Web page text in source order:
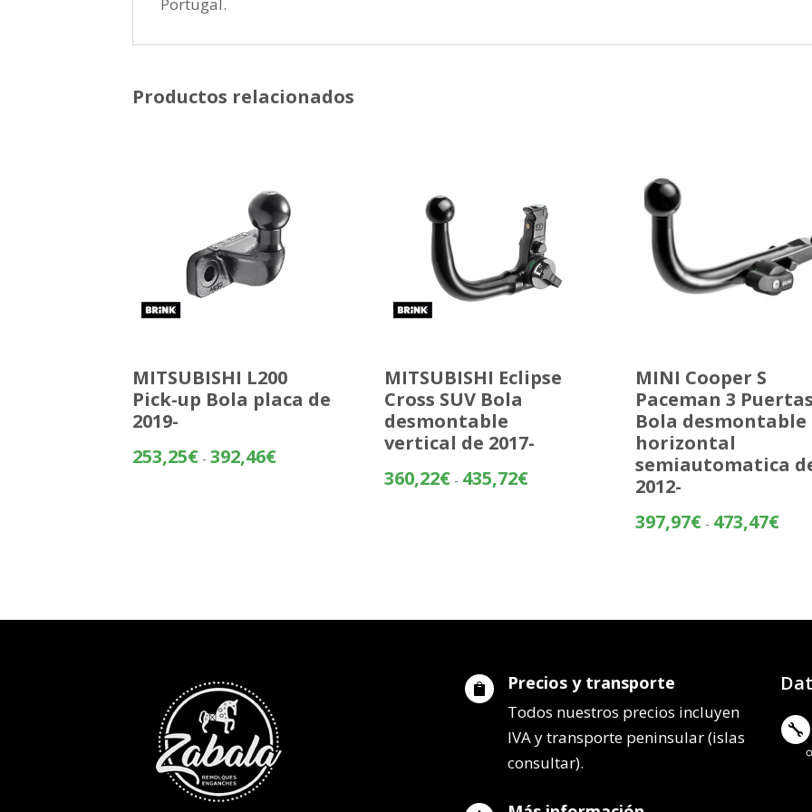
Productos relacionados
MITSUBISHI L200
Pick-up Bola placa de
2019-
253,25€ - 392,46€Rango
MITSUBISHI Eclipse
Cross SUV Bola
desmontable
vertical de 2017-
360,22€ - 435,72€Rango
MINI Cooper S
Paceman 3
Bola desmontable
horizontal
semiautomatica
2012-
397,97€ - 473,47€
hasta
 Precios y transporte
Todos nuestros precios incluyen
IVA y transporte peninsular (islas
consultar).
